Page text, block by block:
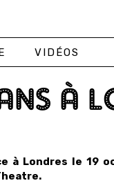
VIDÉOS
À
à Londres le 19